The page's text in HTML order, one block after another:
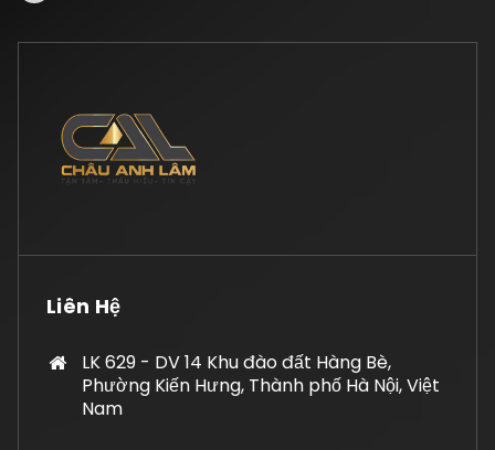
Liên Hệ
LK 629 - DV 14 Khu đào đất Hàng Bè,
Phường Kiến Hưng, Thành phố Hà Nội, Việt
Nam